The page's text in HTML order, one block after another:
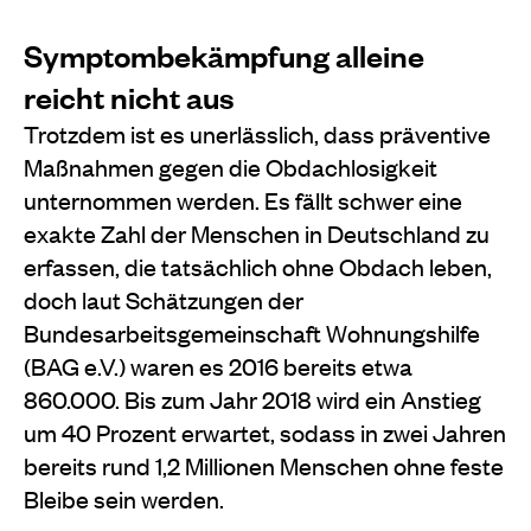
Symptombekämpfung alleine
reicht nicht aus
Trotzdem ist es unerlässlich, dass präventive
Maßnahmen gegen die Obdachlosigkeit
unternommen werden. Es fällt schwer eine
exakte Zahl der Menschen in Deutschland zu
erfassen, die tatsächlich ohne Obdach leben,
doch laut Schätzungen der
Bundesarbeitsgemeinschaft Wohnungshilfe
(BAG e.V.) waren es 2016 bereits etwa
860.000. Bis zum Jahr 2018 wird ein Anstieg
um 40 Prozent erwartet, sodass in zwei Jahren
bereits rund 1,2 Millionen Menschen ohne feste
Bleibe sein werden.